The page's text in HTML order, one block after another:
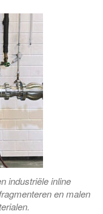
industriële inline
en malen